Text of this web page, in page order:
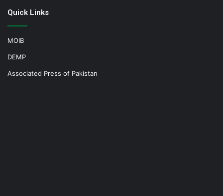
Quick Links
MOIB
DEMP
Associated Press of Pakistan